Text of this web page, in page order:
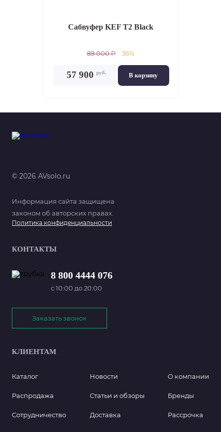
СабвуферKEF T2 Black
89 000 P 36%
В корзину
57 900 руб.
© 2026 AVsolo.ru
Информация сайта защищена
законом об авторских правах.
Политика конфиденциальности
КОНТАКТЫ
8 800 4444 076
с 10:00 до 20:00
Заказать звонок
КЛИЕНТАМ
Каталог
Распродажа
Сотрудничество
Новости
Статьи и обзоры
Доставка
О компании
Бренды
Рассрочка